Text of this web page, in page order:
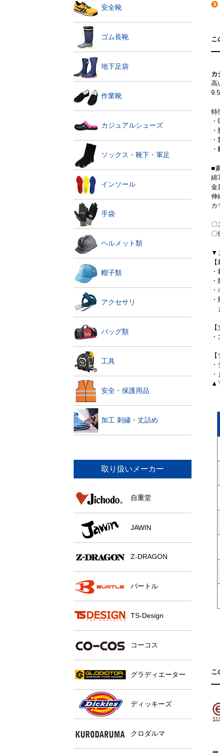
安全靴
ゴム長靴
地下足袋
作業靴
カジュアルシューズ
ソックス・靴下・軍足
インソール
手袋
ヘルメット類
帽子類
アクセサリ
バッグ類
工具
安全・保護用品
加工 刺繍・丈詰め
取り扱いメーカー
自重堂
JAWIN
Z-DRAGON
バートル
TS-Design
コーコス
グラディエーター
ディッキーズ
クロダルマ
こ
カ
高
特
■
綿
金
伸
カ
〇
〇
▼
こ